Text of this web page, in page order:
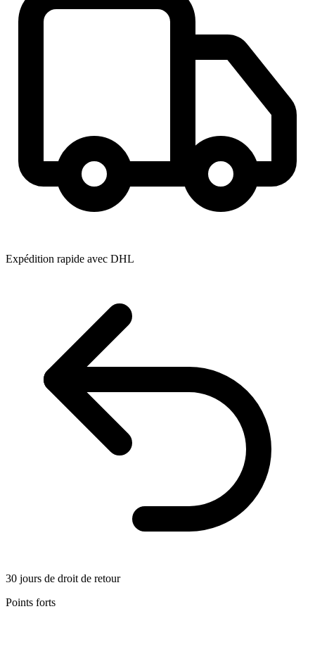
Expédition rapide avec DHL
30 jours de droit de retour
Points forts